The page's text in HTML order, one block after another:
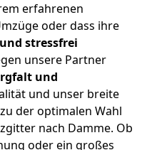
erfahrenen
oder dass ihre
stressfrei
unsere Partner
und
und unser breite
der optimalen Wahl
nach Damme. Ob
oder ein großes